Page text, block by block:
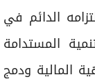
الدائم في
المستدامة
المالية ودمج